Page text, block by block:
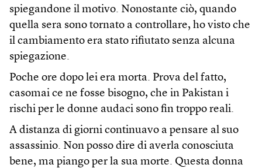
spiegandone il motivo. Nonostante ciò, quando
quella sera sono tornato a controllare, ho visto che
il cambiamento era stato rifiutato senza alcuna
spiegazione.
Poche ore dopo lei era morta. Prova del fatto,
casomai ce ne fosse bisogno, che in Pakistan i
rischi per le donne audaci sono fin troppo reali.
A distanza di giorni continuavo a pensare al suo
assassinio. Non posso dire di averla conosciuta
bene, ma piango per la sua morte. Questa donna